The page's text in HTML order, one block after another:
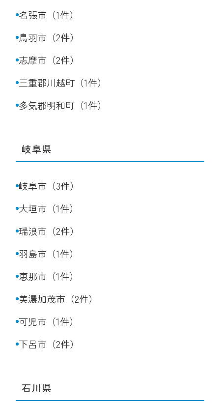
名張市（1件）
鳥羽市（2件）
志摩市（2件）
三重郡川越町（1件）
多気郡明和町（1件）
岐阜県
岐阜市（3件）
大垣市（1件）
瑞浪市（2件）
羽島市（1件）
恵那市（1件）
美濃加茂市（2件）
可児市（1件）
下呂市（2件）
石川県